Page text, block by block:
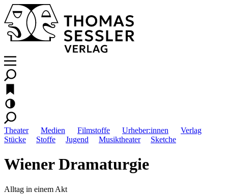
Theater Medien Filmstoffe Urheber:innen
Verlag
Stücke
Stoffe Jugend Musiktheater Sketche
Wiener Dramaturgie
Alltag in einem Akt